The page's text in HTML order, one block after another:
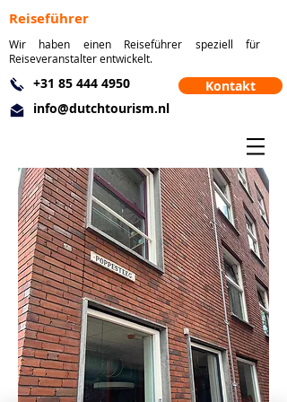
Reiseführer
Wir haben einen Reiseführer speziell für
Reiseveranstalter entwickelt.
+31 85 444 4950
info@dutchtourism.nl
Kontakt